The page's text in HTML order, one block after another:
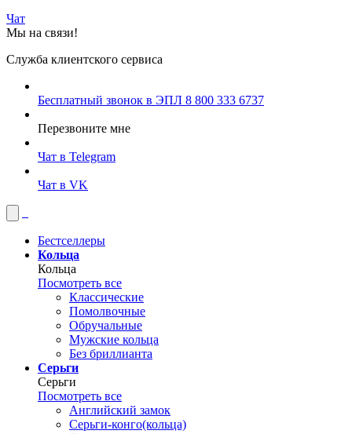
Чат
Мы на связи!
Служба клиентского сервиса
Бесплатный звонок в ЭПЛ 8 800 333 6737
Перезвоните мне
Чат в Telegram
Чат в VK
Бестселлеры
Кольца
Кольца
Посмотреть все
Классические
Помолвочные
Обручальные
Мужские кольца
Без бриллианта
Серьги
Серьги
Посмотреть все
Английский замок
Серьги-конго(кольца)